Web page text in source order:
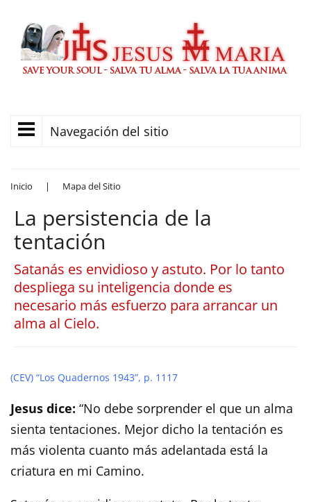
Navegación del sitio
Inicio | Mapa del Sitio
La persistencia de la
tentación
Satanás es envidioso y astuto. Por lo tanto
despliega su inteligencia donde es
necesario más esfuerzo para arrancar un
alma al Cielo.
(CEV) “Los Quadernos 1943”, p. 1117
Jesus dice: “No debe sorprender el que un alma
sienta tentaciones. Mejor dicho la tentación es
más violenta cuanto más adelantada está la
criatura en mi Camino.